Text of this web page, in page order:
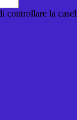
controllare la